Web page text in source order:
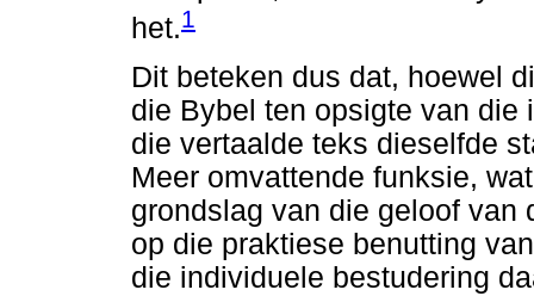
het.1
Dit beteken dus dat, hoewel
die Bybel ten opsigte van die
die vertaalde teks dieselfde
Meer omvattende funksie,
grondslag van die geloof van
op die praktiese benutting
die individuele bestudering